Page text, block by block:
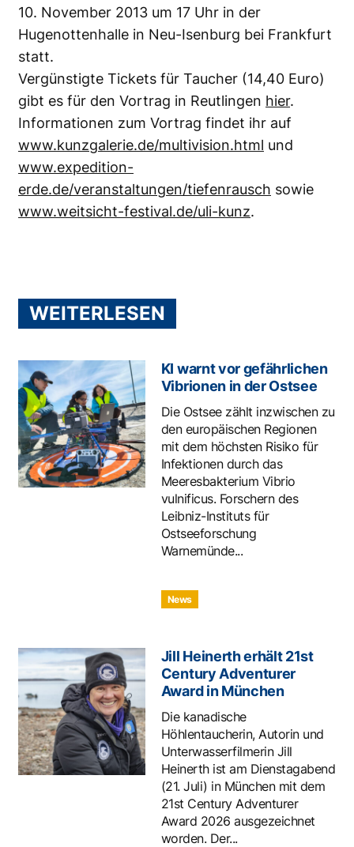
10. November 2013 um 17 Uhr in der
Hugenottenhalle in Neu-Isenburg bei Frankfurt
statt.
Vergünstigte Tickets für Taucher (14,40 Euro)
gibt es für den Vortrag in Reutlingen hier.
Informationen zum Vortrag findet ihr auf
www.kunzgalerie.de/multivision.html und
www.expedition-
erde.de/veranstaltungen/tiefenrausch sowie
www.weitsicht-festival.de/uli-kunz.
WEITERLESEN
KI warnt vor gefährlichen
Vibrionen in der Ostsee
Die Ostsee zählt inzwischen zu
den europäischen Regionen
mit dem höchsten Risiko für
Infektionen durch das
Meeresbakterium Vibrio
vulnificus. Forschern des
Leibniz-Instituts für
Ostseeforschung
Warnemünde...
News
Jill Heinerth erhält 21st
Century Adventurer
Award in München
Die kanadische
Höhlentaucherin, Autorin und
Unterwasserfilmerin Jill
Heinerth ist am Dienstagabend
(21. Juli) in München mit dem
21st Century Adventurer
Award 2026 ausgezeichnet
worden. Der...